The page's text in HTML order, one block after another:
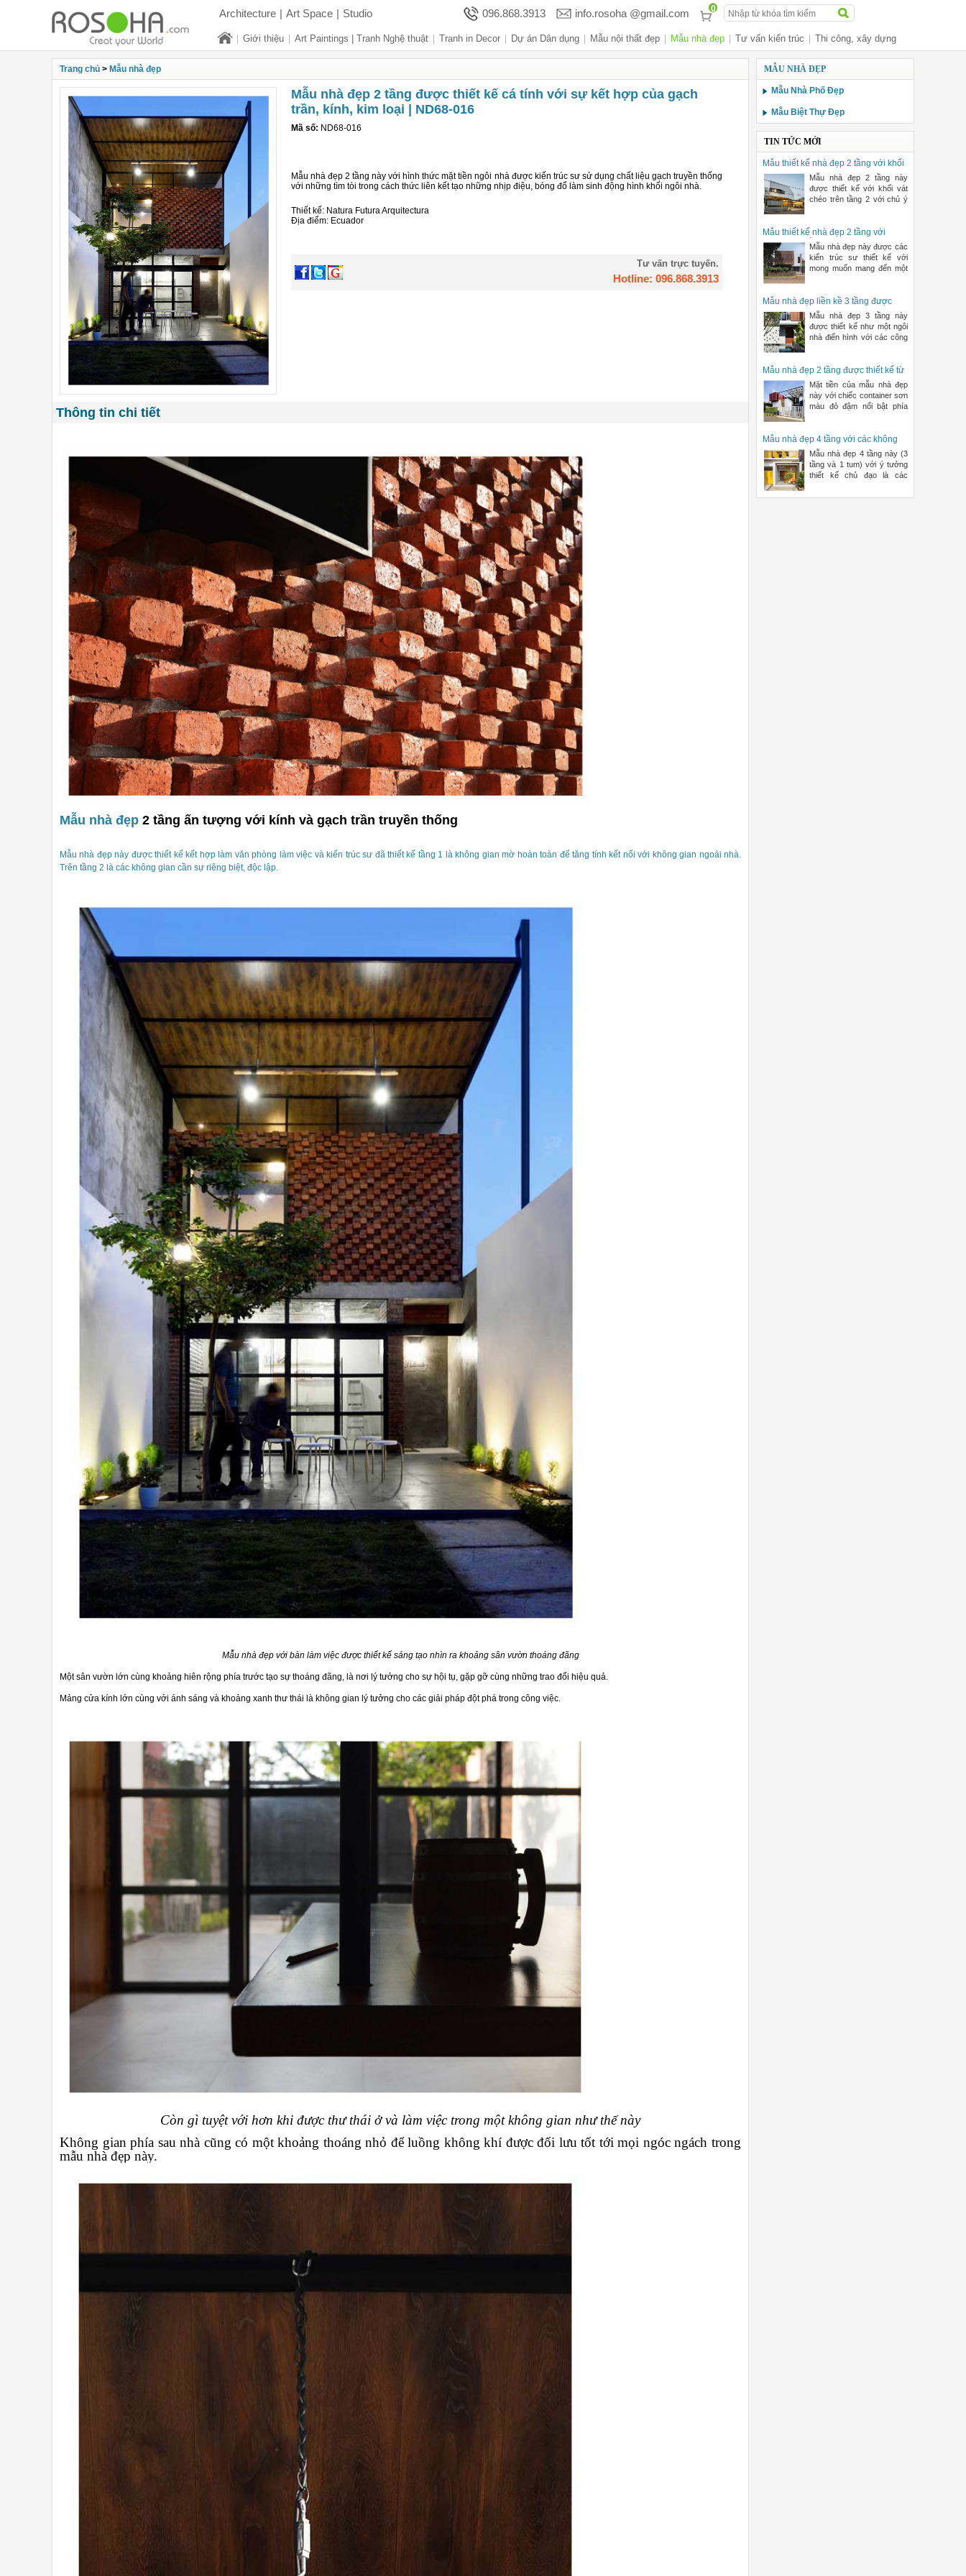
0
info.rosoha @gmail.com
096.868.3913
Architecture | Art Space | Studio
Giới thiệu Art Paintings | Tranh Nghệ thuật Tranh in Decor Dự án Dân dụng Mẫu nội thất đẹp Mẫu nhà đẹp Tư vấn kiến trúc
Thi công, xây dựng
Bất động sản
Phong thủy nhà ở Liên hệ
Trang chủ > Mẫu nhà đẹp
Mẫu nhà đẹp 2 tầng được thiết kế cá tính với sự kết hợp của gạch
trần, kính, kim loại | ND68-016
Mã số: ND68-016
Mẫu nhà đẹp 2 tầng này với hình thức mặt tiền ngôi nhà được kiến trúc sư sử dụng chất liệu gạch truyền thống
với những tìm tòi trong cách thức liên kết tạo những nhịp điệu, bóng đổ làm sinh động hình khối ngôi nhà.
Thiết kế: Natura Futura Arquitectura
Địa điểm: Ecuador
Tư vấn trực tuyến.
Hotline: 096.868.3913
Thông tin chi tiết
Mẫu nhà đẹp 2 tầng ấn tượng với kính và gạch trần truyền thống
Mẫu nhà đẹp này được thiết kế kết hợp làm văn phòng làm việc và kiến trúc sư đã thiết kế tầng 1 là không gian mờ hoàn toàn để tăng tính kết nối với không gian ngoài nhà.
Trên tầng 2 là các không gian cần sự riêng biệt, độc lập.
Mẫu nhà đẹp với bàn làm việc được thiết kế sáng tạo nhìn ra khoảng sân vườn thoáng đãng
Một sân vườn lớn cùng khoảng hiên rộng phía trước tạo sự thoáng đãng, là nơi lý tưởng cho sự hội tụ, gặp gỡ cùng những trao đổi hiệu quả.
Mảng cửa kính lớn cùng với ánh sáng và khoảng xanh thư thái là không gian lý tưởng cho các giải pháp đột phá trong công việc.
Còn gì tuyệt với hơn khi được thư thái ở và làm việc trong một không gian như thế này
Không gian phía sau nhà cũng có một khoảng thoáng nhỏ để luồng không khí được đối lưu tốt tới mọi ngóc ngách trong
mẫu nhà đẹp này.
MẪU NHÀ ĐẸP
Mẫu Nhà Phố Đẹp
Mẫu Biệt Thự Đẹp
TIN TỨC MỚI
Mẫu thiết kế nhà đẹp 2 tầng với khối
vát chéo ở mặt tiền | ND68-009
Mẫu nhà đẹp 2 tầng này
được thiết kế với khối vát
chéo trên tầng 2 với chủ ý
Mẫu thiết kế nhà đẹp 2 tầng với
mảng lam gỗ lớn ở mặt tiền | ND68-
008
Mẫu nhà đẹp này được các
kiến trúc sư thiết kế với
mong muốn mang đến một
Mẫu nhà đẹp liền kề 3 tầng được
thiết kế điển hình khép kín | ND68-
010
Mẫu nhà đẹp 3 tầng này
được thiết kế như một ngôi
nhà điển hình với các công
Mẫu nhà đẹp 2 tầng được thiết kế từ
container cũ | ND68-007Mặt tiền của mẫu nhà đẹp
này với chiếc container sơn
màu đỏ đậm nổi bật phía
Mẫu nhà đẹp 4 tầng với các không
gian được thiết kế hướng nội |
ND68-014
Mẫu nhà đẹp 4 tầng này (3
tầng và 1 tum) với ý tưởng
thiết kế chủ đạo là các